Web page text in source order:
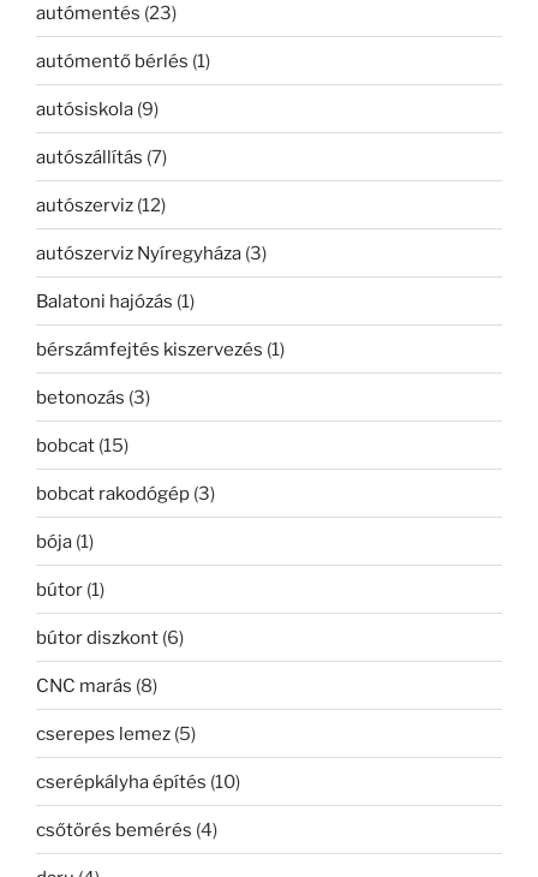
autómentés (23)
autómentő bérlés (1)
autósiskola (9)
autószállítás (7)
autószerviz (12)
autószerviz Nyíregyháza (3)
Balatoni hajózás (1)
bérszámfejtés kiszervezés (1)
betonozás (3)
bobcat (15)
bobcat rakodógép (3)
bója (1)
bútor (1)
bútor diszkont (6)
CNC marás (8)
cserepes lemez (5)
cserépkályha építés (10)
csőtörés bemérés (4)